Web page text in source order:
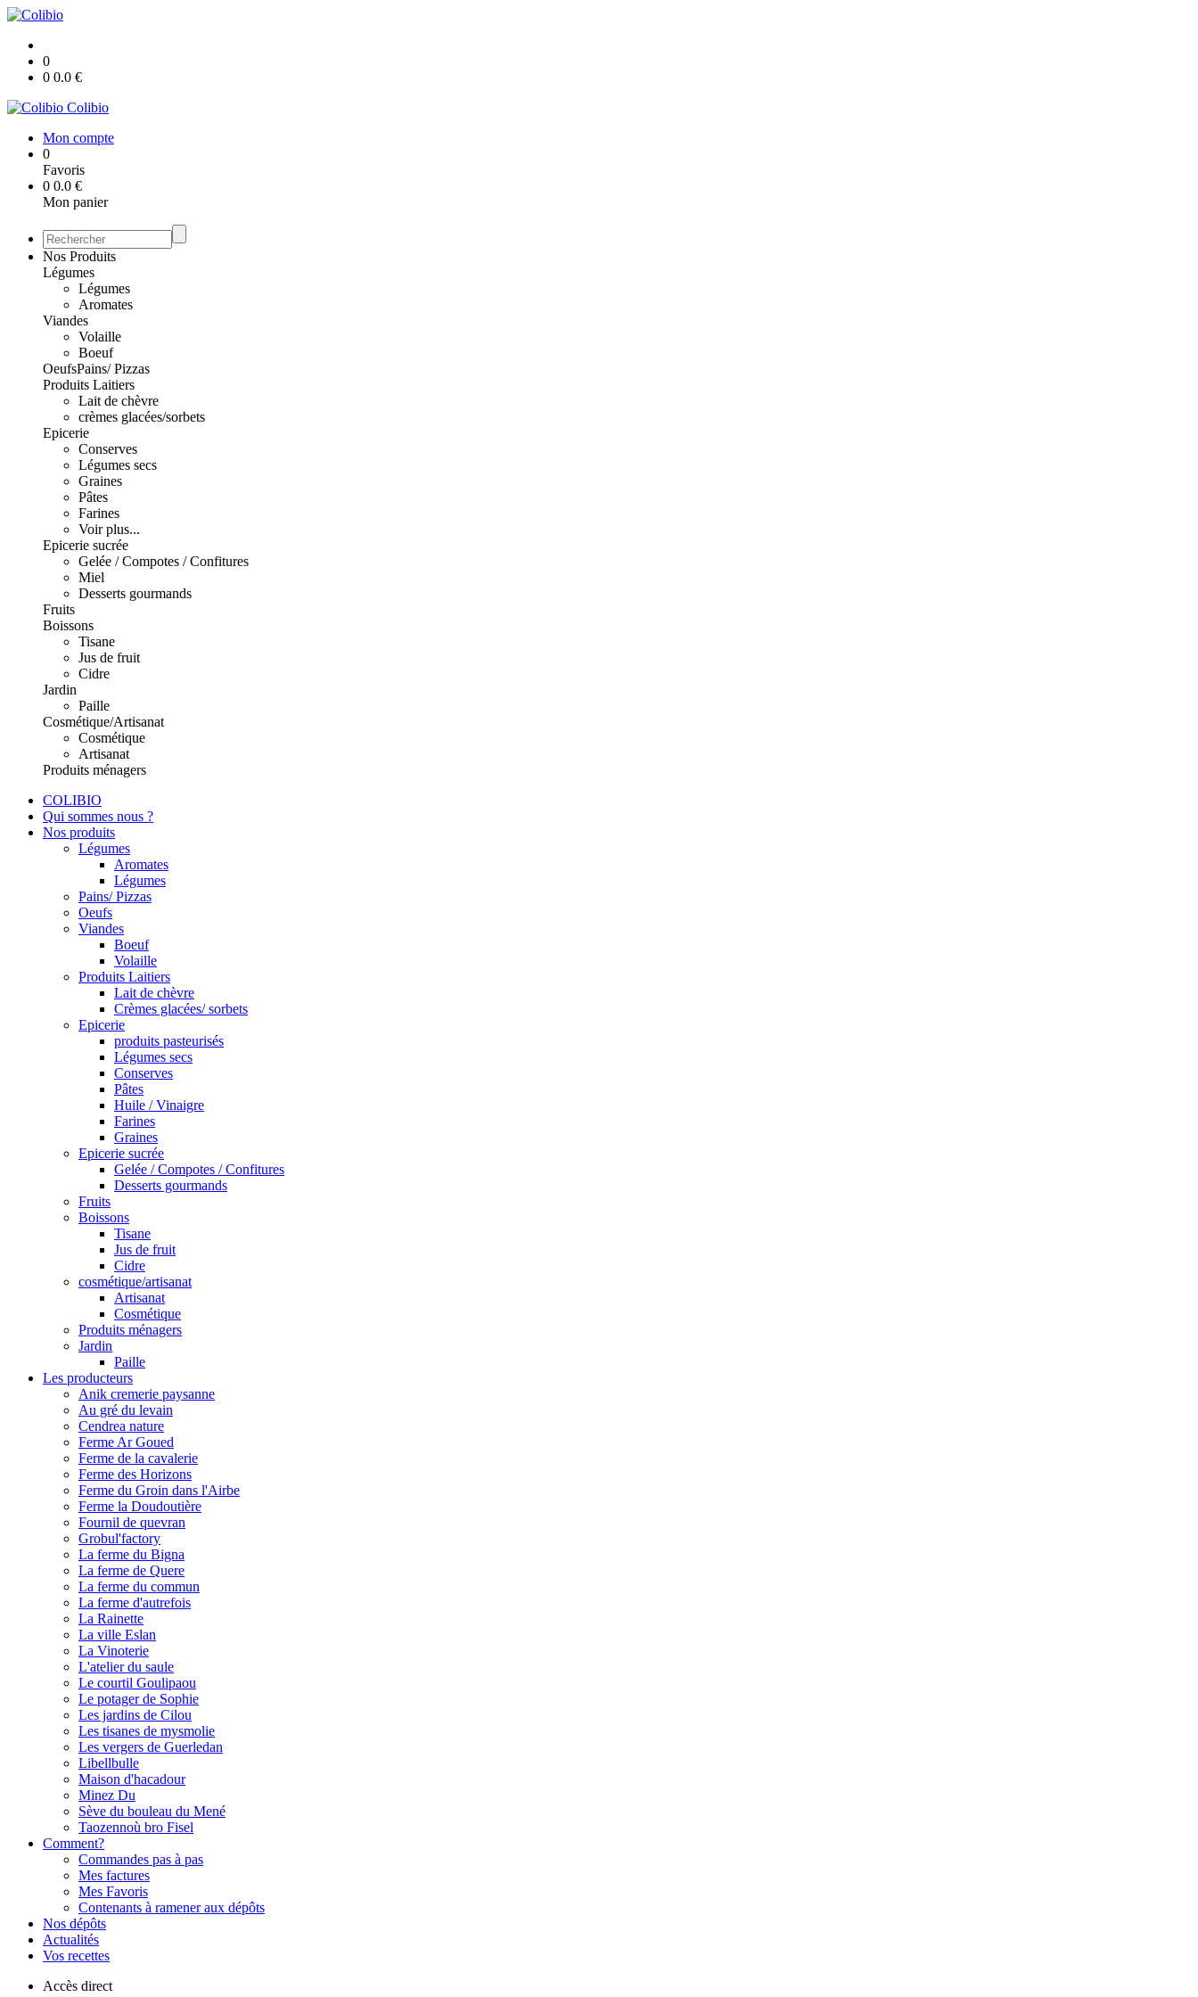
0
0 0.0 €
Colibio
Mon compte
0
Favoris
0 0.0 €
Mon panier
Nos Produits
Légumes
Légumes
Aromates
Viandes
Volaille
Boeuf
OeufsPains/ Pizzas
Produits Laitiers
Lait de chèvre
crèmes glacées/sorbets
Epicerie
Conserves
Légumes secs
Graines
Pâtes
Farines
Voir plus...
Epicerie sucrée
Gelée / Compotes / Confitures
Miel
Desserts gourmands
Fruits
Boissons
Tisane
Jus de fruit
Cidre
Jardin
Paille
Cosmétique/Artisanat
Cosmétique
Artisanat
Produits ménagers
COLIBIO
Qui sommes nous ?
Nos produits
Légumes
Aromates
Légumes
Pains/ Pizzas
Oeufs
Viandes
Boeuf
Volaille
Produits Laitiers
Lait de chèvre
Crèmes glacées/ sorbets
Epicerie
produits pasteurisés
Légumes secs
Conserves
Pâtes
Huile / Vinaigre
Farines
Graines
Epicerie sucrée
Gelée / Compotes / Confitures
Desserts gourmands
Fruits
Boissons
Tisane
Jus de fruit
Cidre
cosmétique/artisanat
Artisanat
Cosmétique
Produits ménagers
Jardin
Paille
Les producteurs
Anik cremerie paysanne
Au gré du levain
Cendrea nature
Ferme Ar Goued
Ferme de la cavalerie
Ferme des Horizons
Ferme du Groin dans l'Airbe
Ferme la Doudoutière
Fournil de quevran
Grobul'factory
La ferme du Bigna
La ferme de Quere
La ferme du commun
La ferme d'autrefois
La Rainette
La ville Eslan
La Vinoterie
L'atelier du saule
Le courtil Goulipaou
Le potager de Sophie
Les jardins de Cilou
Les tisanes de mysmolie
Les vergers de Guerledan
Libellbulle
Maison d'hacadour
Minez Du
Sève du bouleau du Mené
Taozennoù bro Fisel
Comment?
Commandes pas à pas
Mes factures
Mes Favoris
Contenants à ramener aux dépôts
Nos dépôts
Actualités
Vos recettes
Accès direct